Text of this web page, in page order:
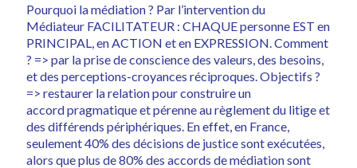
Pourquoi la médiation ? Par l’intervention du
Médiateur FACILITATEUR : CHAQUE personne EST en
PRINCIPAL, en ACTION et en EXPRESSION. Comment
? => par la prise de conscience des valeurs, des besoins,
et des perceptions-croyances réciproques. Objectifs ?
=> restaurer la relation pour construire un
accord pragmatique et pérenne au règlement du litige et
des différends périphériques. En effet, en France,
seulement 40% des décisions de justice sont exécutées,
alors que plus de 80% des accords de médiation sont